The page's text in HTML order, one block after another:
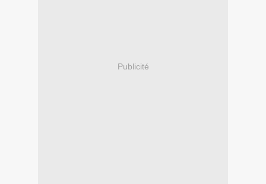
Publicité